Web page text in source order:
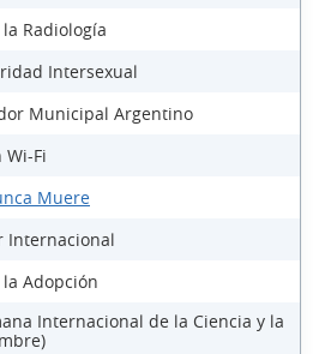
Radiología
Intersexual
Municipal Argentino
Fi
Muere
Internacional
Adopción
Internacional de la Ciencia y la